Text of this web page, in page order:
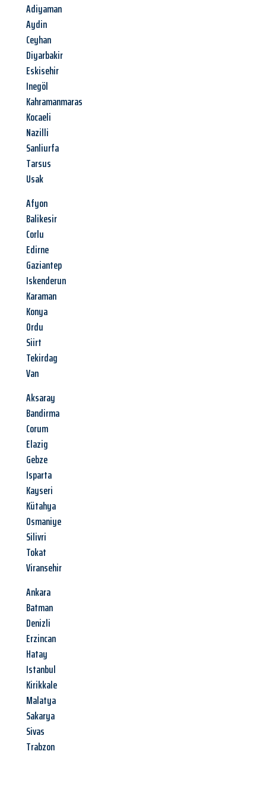
Adiyaman
Aydin
Ceyhan
Diyarbakir
Eskisehir
Inegöl
Kahramanmaras
Kocaeli
Nazilli
Sanliurfa
Tarsus
Usak
Afyon
Balikesir
Corlu
Edirne
Gaziantep
Iskenderun
Karaman
Konya
Ordu
Siirt
Tekirdag
Van
Aksaray
Bandirma
Corum
Elazig
Gebze
Isparta
Kayseri
Kütahya
Osmaniye
Silivri
Tokat
Viransehir
Ankara
Batman
Denizli
Erzincan
Hatay
Istanbul
Kirikkale
Malatya
Sakarya
Sivas
Trabzon